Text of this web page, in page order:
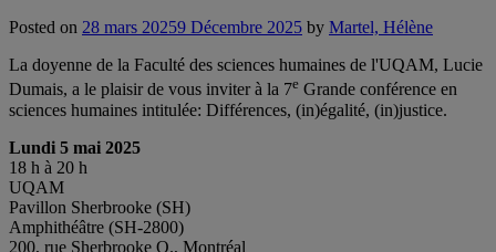
Posted on 28 mars 20259 Décembre 2025 by Martel, Hélène
La doyenne de la Faculté des sciences humaines de l'UQAM, Lucie
Dumais, a le plaisir de vous inviter à la 7e Grande conférence en
sciences humaines intitulée: Différences, (in)égalité, (in)justice.
Lundi 5 mai 2025
18 h à 20 h
UQAM
Pavillon Sherbrooke (SH)
Amphithéâtre (SH-2800)
200, rue Sherbrooke O., Montréal